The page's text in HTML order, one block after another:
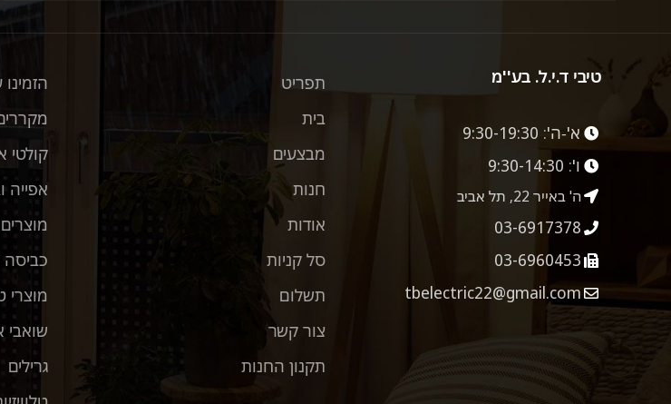
קולטי
אפייה
כביסה
מוצרי
שואבי
גרילים
תפריט
בית
מבצעים
חנות
אודות
סל קניות
תשלום
צור קשר
תקנון החנות
טיבי ד.י.ל. בע''מ
א'-ה': 9:30-19:30
ו': 9:30-14:30
ה' באייר 22, תל אביב
03-6917378
03-6960453
tbelectric22@gmail.com